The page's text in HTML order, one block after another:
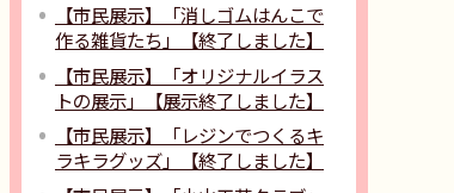
【市民展示】「消しゴムはんこで
作る雑貨たち」【終了しました】
【市民展示】「オリジナルイラス
トの展示」【展示終了しました】
【市民展示】「レジンでつくるキ
ラキラグッズ」【終了しました】